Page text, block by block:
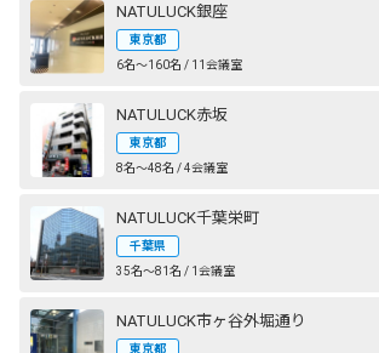
NATULUCK銀座
東京都
6名〜160名 / 11会議室
NATULUCK赤坂
東京都
8名〜48名 / 4会議室
NATULUCK千葉栄町
千葉県
35名〜81名 / 1会議室
NATULUCK市ヶ谷外堀通り
東京都